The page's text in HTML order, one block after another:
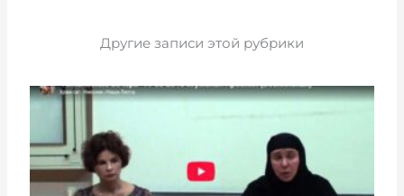
Другие записи этой рубрики